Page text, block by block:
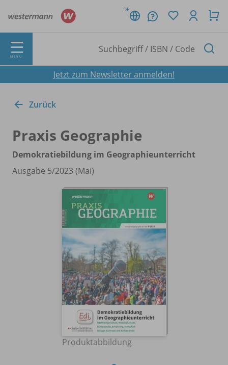
DE
MENÜ
Jetzt zum Newsletter anmelden!
Zurück
Praxis Geographie
Demokratiebildung im Geographieunterricht
Ausgabe 5/2023 (Mai)
Produktabbildung